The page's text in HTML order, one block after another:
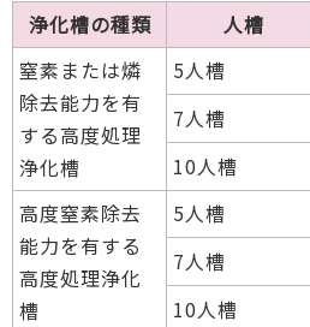
浄化槽の種類 人槽
窒素または燐
除去能力を有
する高度処理
浄化槽
5人槽
7人槽
10人槽
高度窒素除去
能力を有する
高度処理浄化
槽
5人槽
7人槽
10人槽